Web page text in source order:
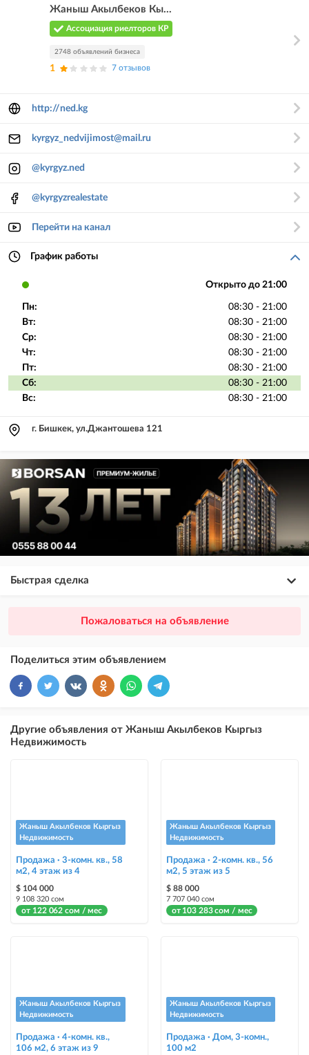
Жаныш Акылбеков Кы...
Ассоциация риелторов КР
2748 объявлений бизнеса
1 7 отзывов
http://ned.kg
kyrgyz_nedvijimost@mail.ru
@kyrgyz.ned
@kyrgyzrealestate
Перейти на канал
График работы
Открыто до 21:00
Пн:
08:30 - 21:00
Вт:
08:30 - 21:00
Ср:
08:30 - 21:00
Чт:
08:30 - 21:00
Пт:
08:30 - 21:00
Сб:
08:30 - 21:00
Вс:
08:30 - 21:00
г. Бишкек, ул.Джантошева 121
Быстрая сделка
размещение объявления выше бесплатных объявлений
размещение объявления выше бесплатных объявлений (после VIP)
размещение объявления на Instagram аккаунте @house_kg и на
Telegram канале + платное продвижение на Instagram
Выделить цветом
выделение объявления цветом среди других объявлений
«Срочно»
Стикеры
Яркие стикеры с опциями, выделят ваш объект среди остальных и
Пожаловаться на объявление
Поделиться этим объявлением
Другие объявления от Жаныш Акылбеков Кыргыз
Недвижимость
Жаныш Акылбеков Кыргыз
Недвижимость
Продажа · 3-комн. кв., 58
м2, 4 этаж из 4
$ 104 000
9 108 320 сом
от 122 062 сом / мес
Жаныш Акылбеков Кыргыз
Недвижимость
Продажа · 2-комн. кв., 56
м2, 5 этаж из 5
$ 88 000
7 707 040 сом
от 103 283 сом / мес
Жаныш Акылбеков Кыргыз
Недвижимость
Продажа · 4-комн. кв.,
106 м2, 6 этаж из 9
Жаныш Акылбеков Кыргыз
Недвижимость
Продажа · Дом, 3-комн.,
100 м2